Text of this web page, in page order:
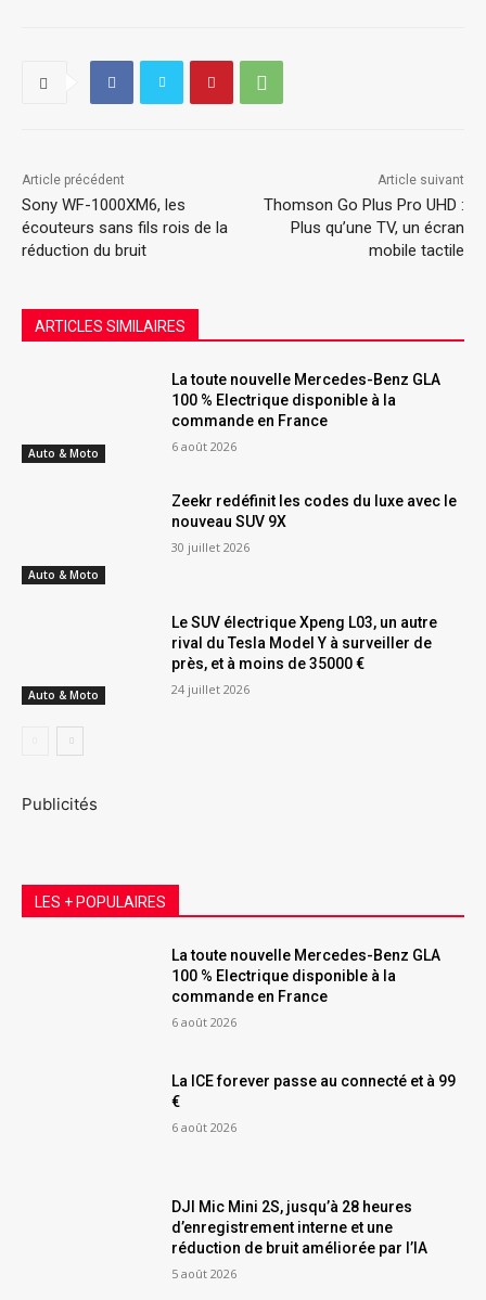
Article précédent
Sony WF-1000XM6, les
écouteurs sans fils rois de la
réduction du bruit
Article suivant
Thomson Go Plus Pro UHD :
Plus qu’une TV, un écran
mobile tactile
ARTICLES SIMILAIRES
Auto & Moto
La toute nouvelle Mercedes-Benz GLA
100 % Electrique disponible à la
commande en France
6 août 2026
Auto & Moto
Zeekr redéfinit les codes du luxe avec le
nouveau SUV 9X
30 juillet 2026
Auto & Moto
Le SUV électrique Xpeng L03, un autre
rival du Tesla Model Y à surveiller de
près, et à moins de 35000 €
24 juillet 2026
Publicités
LES + POPULAIRES
La toute nouvelle Mercedes-Benz GLA
100 % Electrique disponible à la
commande en France
6 août 2026
La ICE forever passe au connecté et à 99
€
6 août 2026
DJI Mic Mini 2S, jusqu’à 28 heures
d’enregistrement interne et une
réduction de bruit améliorée par l’IA
5 août 2026